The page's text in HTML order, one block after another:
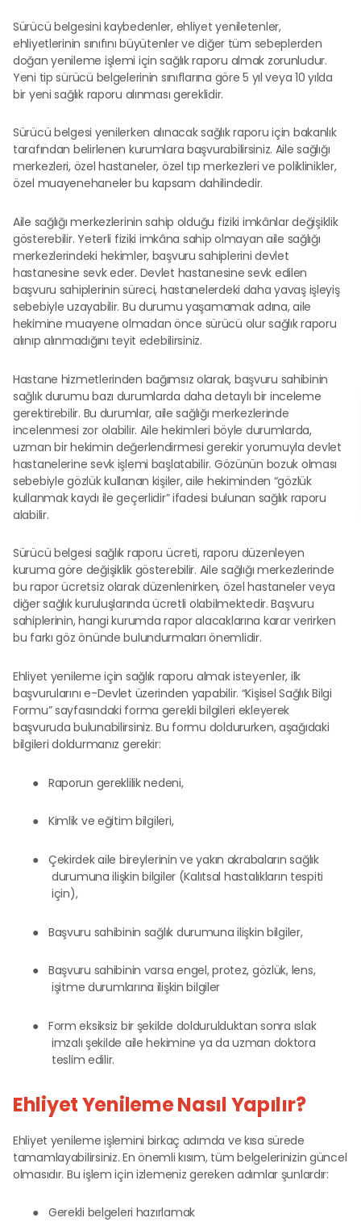
Sürücü belgesini kaybedenler, ehliyet yeniletenler,
ehliyetlerinin sınıfını büyütenler ve diğer tüm sebeplerden
doğan yenileme işlemi için sağlık raporu almak zorunludur.
Yeni tip sürücü belgelerinin sınıflarına göre 5 yıl veya 10 yılda
bir yeni sağlık raporu alınması gereklidir.
Sürücü belgesi yenilerken alınacak sağlık raporu için bakanlık
tarafından belirlenen kurumlara başvurabilirsiniz. Aile sağlığı
merkezleri, özel hastaneler, özel tıp merkezleri ve poliklinikler,
özel muayenehaneler bu kapsam dahilindedir.
Aile sağlığı merkezlerinin sahip olduğu fiziki imkânlar değişiklik
gösterebilir. Yeterli fiziki imkâna sahip olmayan aile sağlığı
merkezlerindeki hekimler, başvuru sahiplerini devlet
hastanesine sevk eder. Devlet hastanesine sevk edilen
başvuru sahiplerinin süreci, hastanelerdeki daha yavaş işleyiş
sebebiyle uzayabilir. Bu durumu yaşamamak adına, aile
hekimine muayene olmadan önce sürücü olur sağlık raporu
alınıp alınmadığını teyit edebilirsiniz.
Hastane hizmetlerinden bağımsız olarak, başvuru sahibinin
sağlık durumu bazı durumlarda daha detaylı bir inceleme
gerektirebilir. Bu durumlar, aile sağlığı merkezlerinde
incelenmesi zor olabilir. Aile hekimleri böyle durumlarda,
uzman bir hekimin değerlendirmesi gerekir yorumuyla devlet
hastanelerine sevk işlemi başlatabilir. Gözünün bozuk olması
sebebiyle gözlük kullanan kişiler, aile hekiminden “gözlük
kullanmak kaydı ile geçerlidir” ifadesi bulunan sağlık raporu
alabilir.
Sürücü belgesi sağlık raporu ücreti, raporu düzenleyen
kuruma göre değişiklik gösterebilir. Aile sağlığı merkezlerinde
bu rapor ücretsiz olarak düzenlenirken, özel hastaneler veya
diğer sağlık kuruluşlarında ücretli olabilmektedir. Başvuru
sahiplerinin, hangi kurumda rapor alacaklarına karar verirken
bu farkı göz önünde bulundurmaları önemlidir.
Ehliyet yenileme için sağlık raporu almak isteyenler, ilk
başvurularını e-Devlet üzerinden yapabilir. “Kişisel Sağlık Bilgi
Formu” sayfasındaki forma gerekli bilgileri ekleyerek
başvuruda bulunabilirsiniz. Bu formu doldururken, aşağıdaki
bilgileri doldurmanız gerekir:
● Raporun gereklilik nedeni,
● Kimlik ve eğitim bilgileri,
●
Çekirdek aile bireylerinin ve yakın akrabaların sağlık
durumuna ilişkin bilgiler (Kalıtsal hastalıkların tespiti
için),
● Başvuru sahibinin sağlık durumuna ilişkin bilgiler,
●
Başvuru sahibinin varsa engel, protez, gözlük, lens,
işitme durumlarına ilişkin bilgiler
●
Form eksiksiz bir şekilde doldurulduktan sonra ıslak
imzalı şekilde aile hekimine ya da uzman doktora
teslim edilir.
Ehliyet Yenileme Nasıl Yapılır?
Ehliyet yenileme işlemini birkaç adımda ve kısa sürede
tamamlayabilirsiniz. En önemli kısım, tüm belgelerinizin güncel
olmasıdır. Bu işlem için izlemeniz gereken adımlar şunlardır:
● Gerekli belgeleri hazırlamak